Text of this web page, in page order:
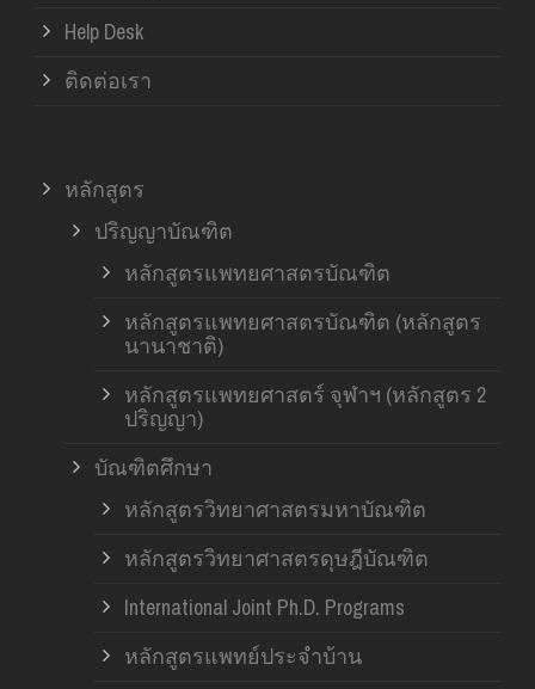
Help Desk
ติดต่อเรา
หลักสูตร
ปริญญาบัณฑิต
หลักสูตรแพทยศาสตรบัณฑิต
หลักสูตรแพทยศาสตรบัณฑิต (หลักสูตร
นานาชาติ)
หลักสูตรแพทยศาสตร์ จุฬาฯ (หลักสูตร 2
ปริญญา)
บัณฑิตศึกษา
หลักสูตรวิทยาศาสตรมหาบัณฑิต
หลักสูตรวิทยาศาสตรดุษฎีบัณฑิต
International Joint Ph.D. Programs
หลักสูตรแพทย์ประจำบ้าน